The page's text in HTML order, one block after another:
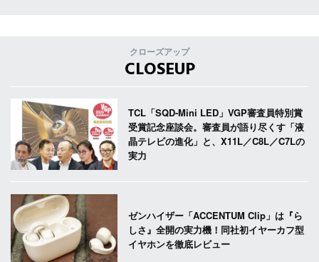
クローズアップ
CLOSEUP
TCL「SQD-Mini LED」VGP審査員特別賞
受賞記念座談会。審査員が語り尽くす「液
晶テレビの進化」と、X11L／C8L／C7Lの
実力
ゼンハイザー「ACCENTUM Clip」は『ら
しさ』全開の実力機！同社初イヤーカフ型
イヤホンを徹底レビュー